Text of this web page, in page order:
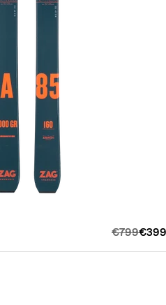
€799